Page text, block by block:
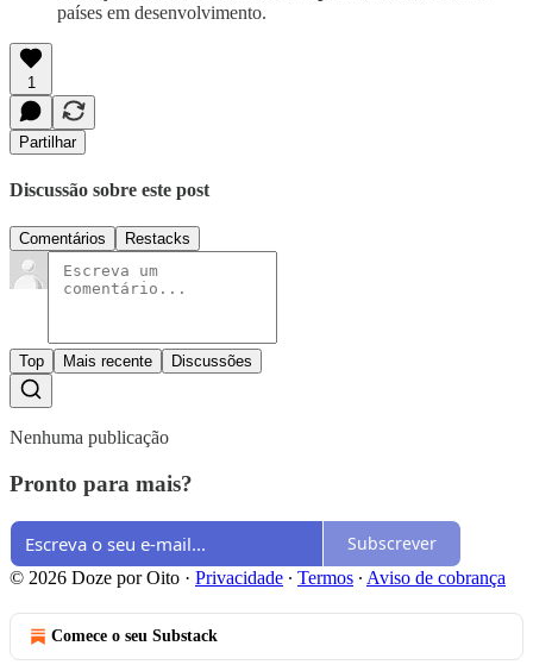
países em desenvolvimento.
1
Partilhar
Discussão sobre este post
Comentários Restacks
Top Mais recente Discussões
Nenhuma publicação
Pronto para mais?
Subscrever
© 2026 Doze por Oito · Privacidade ∙ Termos ∙ Aviso de cobrança
Comece o seu Substack